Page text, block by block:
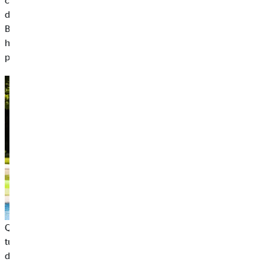
dalle montagne per un giro in mountain bike e chi da
Barcellona per una vacanza in città o da Ibiza al mare. Ognuno
ha la sua idea personale di vacanza perfetta. Ma può essere
piuttosto costosa.
Quali costi dobbiamo aspettarci durante un viaggio? Prima di
tutto, dobbiamo essere consapevoli delle nostre esigenze. Il
divario di prezzi che va da un campeggio a un hotel a 5 stelle è